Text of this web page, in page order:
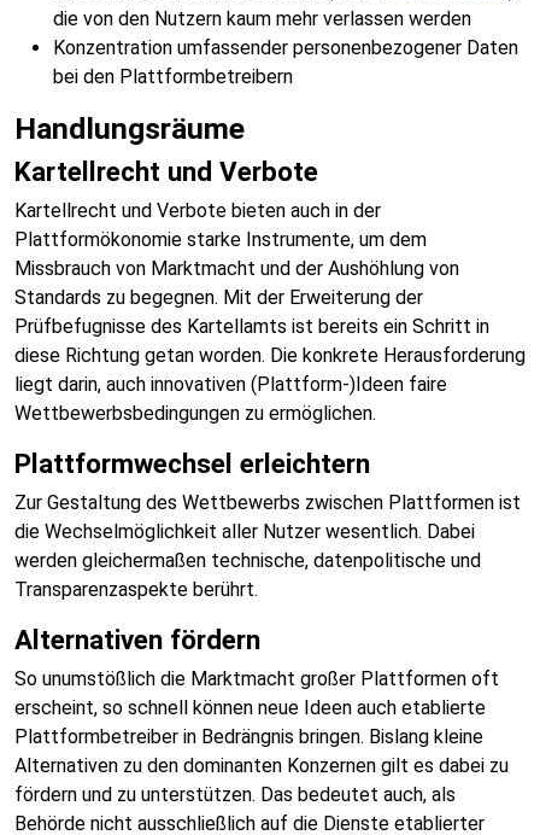
die von den Nutzern kaum mehr verlassen werden
Konzentration umfassender personenbezogener Daten
bei den Plattformbetreibern
Handlungsräume
Kartellrecht und Verbote
Kartellrecht und Verbote bieten auch in der
Plattformökonomie starke Instrumente, um dem
Missbrauch von Marktmacht und der Aushöhlung von
Standards zu begegnen. Mit der Erweiterung der
Prüfbefugnisse des Kartellamts ist bereits ein Schritt in
diese Richtung getan worden. Die konkrete Herausforderung
liegt darin, auch innovativen (Plattform-)Ideen faire
Wettbewerbsbedingungen zu ermöglichen.
Plattformwechsel erleichtern
Zur Gestaltung des Wettbewerbs zwischen Plattformen ist
die Wechselmöglichkeit aller Nutzer wesentlich. Dabei
werden gleichermaßen technische, datenpolitische und
Transparenzaspekte berührt.
Alternativen fördern
So unumstößlich die Marktmacht großer Plattformen oft
erscheint, so schnell können neue Ideen auch etablierte
Plattformbetreiber in Bedrängnis bringen. Bislang kleine
Alternativen zu den dominanten Konzernen gilt es dabei zu
fördern und zu unterstützen. Das bedeutet auch, als
Behörde nicht ausschließlich auf die Dienste etablierter